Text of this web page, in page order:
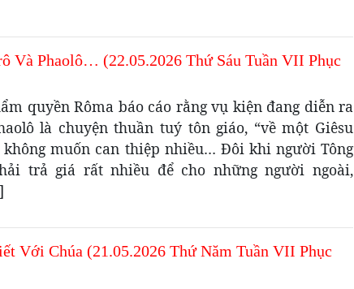
Và Phaolô… (22.05.2026 Thứ Sáu Tuần VII Phục
quyền Rôma báo cáo rằng vụ kiện đang diễn ra
là chuyện thuần tuý tôn giáo, “về một Giêsu
không muốn can thiệp nhiều… Đôi khi người Tông
trả giá rất nhiều để cho những người ngoài,
Với Chúa (21.05.2026 Thứ Năm Tuần VII Phục